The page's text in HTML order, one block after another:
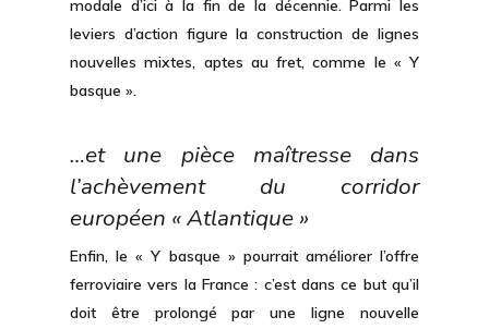
modale d’ici à la fin de la décennie. Parmi les
leviers d’action figure la construction de lignes
nouvelles mixtes, aptes au fret, comme le « Y
basque ».
…et une pièce maîtresse dans
l’achèvement du corridor
européen « Atlantique »
Enfin, le « Y basque » pourrait améliorer l’offre
ferroviaire vers la France: c’est dans ce but qu’il
doit être prolongé par uneligne nouvelle